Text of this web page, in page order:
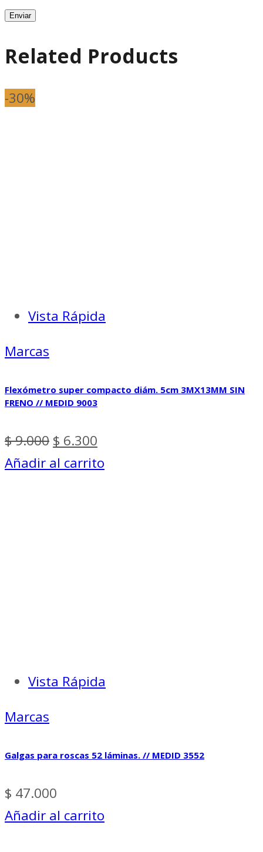
Related Products
-30%
Vista Rápida
Marcas
Flexómetro super compacto diám. 5cm 3MX13MM SIN
FRENO // MEDID 9003
$9.000 El
precio
$ 6.300
precio
Añadir al carrito
Vista Rápida
Marcas
Galgas para roscas 52 láminas. // MEDID 3552
$ 47.000
Añadir al carrito